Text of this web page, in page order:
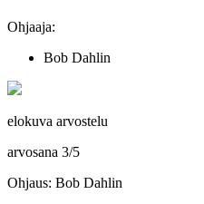
Ohjaaja:
Bob Dahlin
elokuva arvostelu
arvosana 3/5
Ohjaus: Bob Dahlin